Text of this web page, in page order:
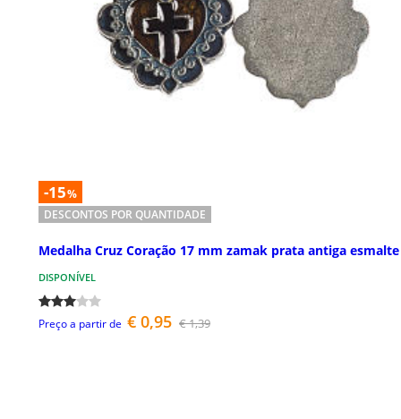
-15%
DESCONTOS POR QUANTIDADE
Medalha Cruz Coração 17 mm zamak prata antiga esmalte
DISPONÍVEL
Preço a partir de € 0,95 € 1,39